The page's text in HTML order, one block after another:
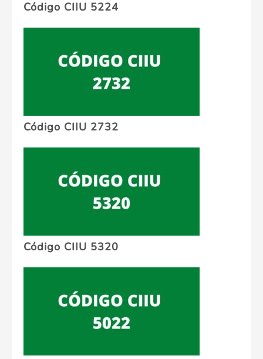
Código CIIU 5224
Código CIIU 2732
Código CIIU 5320